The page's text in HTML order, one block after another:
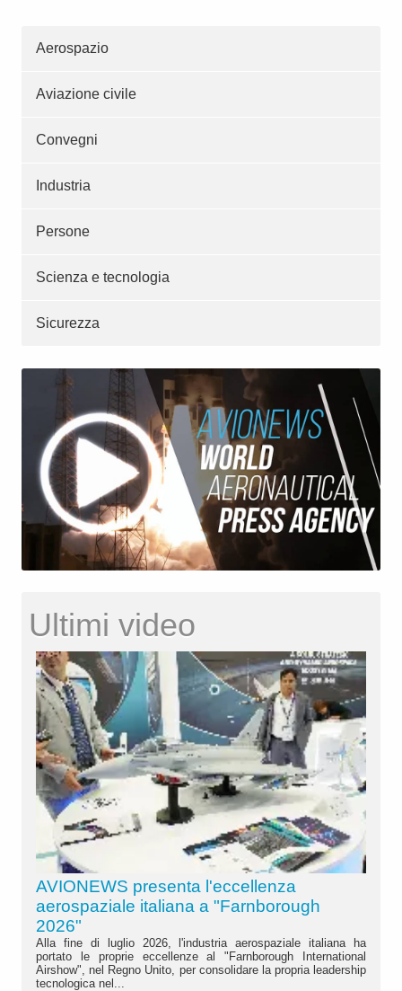
Aerospazio
Aviazione civile
Convegni
Industria
Persone
Scienza e tecnologia
Sicurezza
Ultimi video
AVIONEWS presenta l'eccellenza
aerospaziale italiana a "Farnborough
2026"
Alla fine di luglio 2026, l'industria aerospaziale italiana ha
portato le proprie eccellenze al "Farnborough International
Airshow", nel Regno Unito, per consolidare la propria leadership
tecnologica nel...